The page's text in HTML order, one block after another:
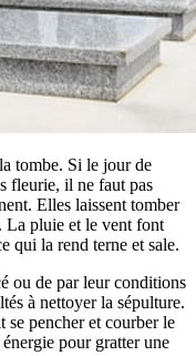
tombe. Si le jour de
fleurie, il ne faut pas
Elles laissent tomber
La pluie et le vent font
qui la rend terne et sale.
ou de par leur conditions
à nettoyer la sépulture.
pencher et courber le
pour gratter une